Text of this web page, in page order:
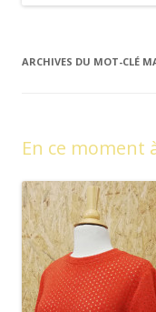
ARCHIVES DU MOT-CLÉ
En ce moment